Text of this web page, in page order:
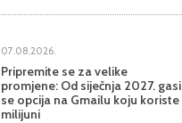
07.08.2026.
Pripremite se za velike
promjene: Od siječnja 2027. gasi
se opcija na Gmailu koju koriste
milijuni